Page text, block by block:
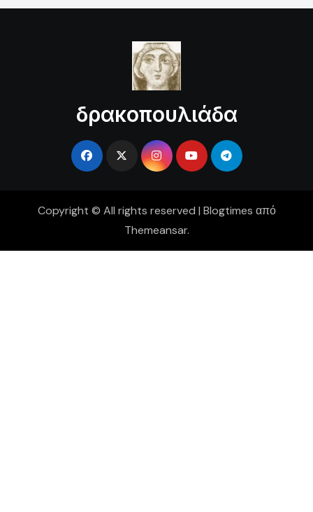
δρακοπουλιάδα
Copyright © All rights reserved | Blogtimes από
Themeansar.